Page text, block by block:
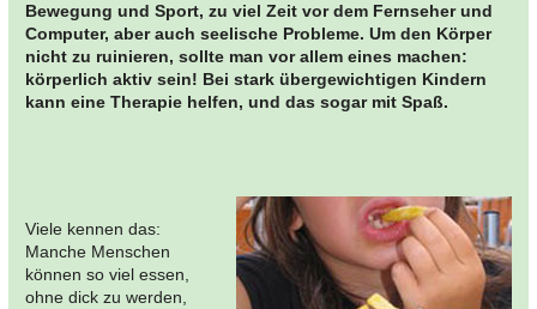
Bewegung und Sport, zu viel Zeit vor dem Fernseher und
Computer, aber auch seelische Probleme. Um den Körper
nicht zu ruinieren, sollte man vor allem eines machen:
körperlich aktiv sein! Bei stark übergewichtigen Kindern
kann eine Therapie helfen, und das sogar mit Spaß.
Viele kennen das:
Manche Menschen
können so viel essen,
ohne dick zu werden,